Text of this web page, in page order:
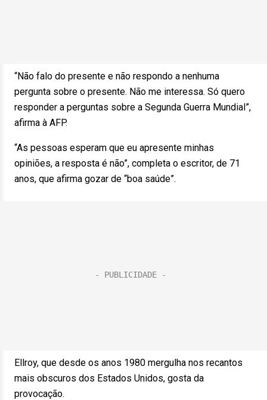
“Não falo do presente e não respondo a nenhuma
pergunta sobre o presente. Não me interessa. Só quero
responder a perguntas sobre a Segunda Guerra Mundial”,
afirma à AFP.
“As pessoas esperam que eu apresente minhas
opiniões, a resposta é não”, completa o escritor, de 71
anos, que afirma gozar de “boa saúde”.
Ellroy, que desde os anos 1980 mergulha nos recantos
mais obscuros dos Estados Unidos, gosta da
provocação.